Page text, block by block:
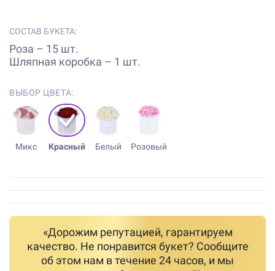
СОСТАВ БУКЕТА:
Роза – 15 шт.
Шляпная коробка – 1 шт.
ВЫБОР ЦВЕТА:
Микс Красный Белый Розовый
«Дорожим репутацией, гарантируем
качество. Не понравится букет? Сообщите
об этом нам в течение 24 часов, и мы